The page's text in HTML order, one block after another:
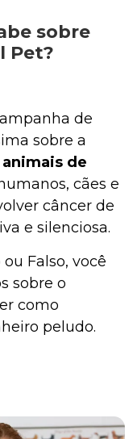
sobre
Pet?
de
sobre a
de
cães e
câncer de
e silenciosa.
Falso, você
sobre o
como
peludo.